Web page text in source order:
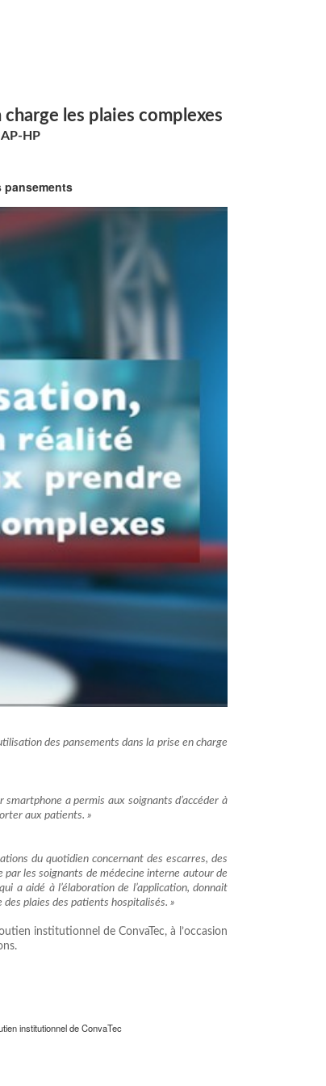
les plaies complexes
HP
pansements
des pansements dans la prise en charge
a permis aux soignants d’accéder à
aux patients. »
du quotidien concernant des escarres, des
les soignants de médecine interne autour de
a aidé à l’élaboration de l’application, donnait
plaies des patients hospitalisés. »
institutionnel de ConvaTec, à l’occasion
institutionnel de ConvaTec